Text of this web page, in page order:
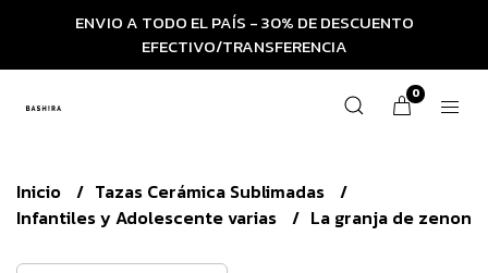
ENVIO A TODO EL PAÍS - 30% DE DESCUENTO
EFECTIVO/TRANSFERENCIA
0
Inicio
Tazas Cerámica Sublimadas
Infantiles y Adolescente varias
La granja de zenon